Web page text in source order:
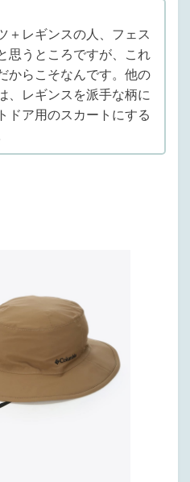
＋レギンスの人、フェス
思うところですが、これ
からこそなんです。他の
、レギンスを派手な柄に
ドア用のスカートにする